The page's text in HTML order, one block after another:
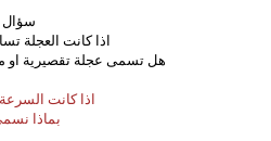
سؤال
اذا كانت العجلة تساوي
هل تسمى عجلة تقصيرية او
اذا كانت السرعة -9 ثم -8
بماذا